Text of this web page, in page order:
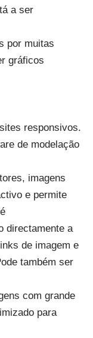
a ser
por muitas
gráficos
responsivos.
de modelação
imagens
e permite
directamente a
de imagem e
também ser
com grande
para